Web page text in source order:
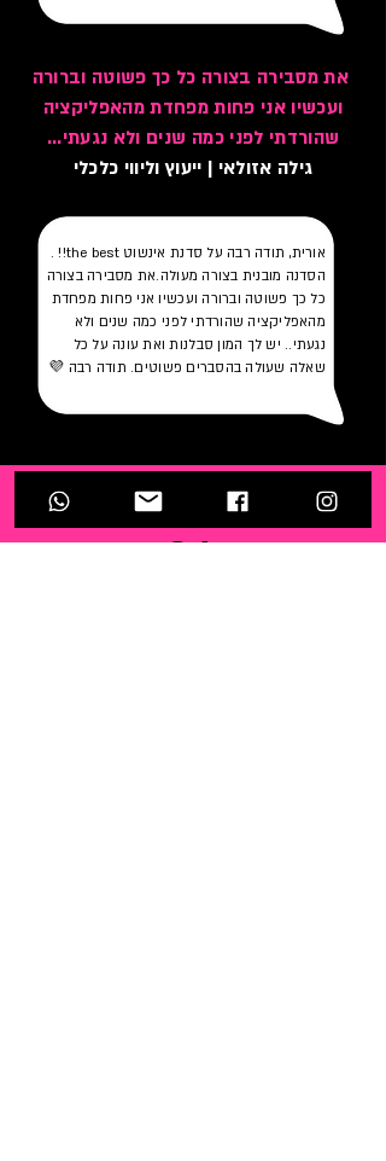
את מסבירה בצורה כל כך פשוטה וברורה
ועכשיו אני פחות מפחדת מהאפליקציה
שהורדתי לפני כמה שנים ולא נגעתי...
גילה אזולאי | ייעוץ וליווי כלכלי
אורית, תודה רבה על סדנת אינשוט the best!! .
הסדנה מובנית בצורה מעולה.את מסבירה בצורה
כל כך פשוטה וברורה ועכשיו אני פחות מפחדת
מהאפליקציה שהורדתי לפני כמה שנים ולא
נגעתי.. יש לך המון סבלנות ואת עונה על כל
שאלה שעולה בהסברים פשוטים. תודה רבה 💜
סוד מס' 3